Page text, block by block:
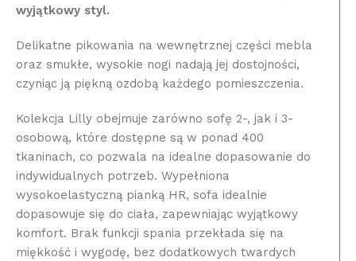
wyjątkowy styl.
Delikatne pikowania na wewnętrznej części mebla
oraz smukłe, wysokie nogi nadają jej dostojności,
czyniąc ją piękną ozdobą każdego pomieszczenia.
Kolekcja Lilly obejmuje zarówno sofę 2-, jak i 3-
osobową, które dostępne są w ponad 400
tkaninach, co pozwala na idealne dopasowanie do
indywidualnych potrzeb. Wypełniona
wysokoelastyczną pianką HR, sofa idealnie
dopasowuje się do ciała, zapewniając wyjątkowy
komfort. Brak funkcji spania przekłada się na
miękkość i wygodę, bez dodatkowych twardych